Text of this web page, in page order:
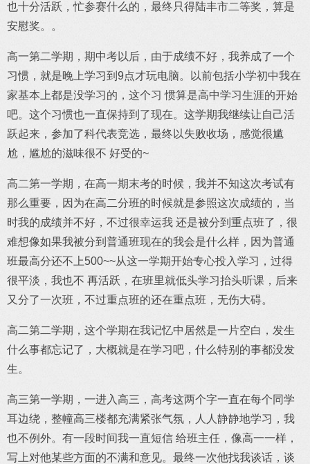
也十分活跃，忙参赛什么的，最终只得陆丰市二等奖，算是
安慰奖。。
高一第二学期，期中考以后，由于成绩不好，我养成了一个
习惯，就是晚上学习到9点才玩电脑。以前包括小学初中我在
家基本上都是没学习的，这个习 惯算是高中学习生涯的开始
吧。这个习惯也一直保持到了现在。这学期我继续让自己活
跃起来，参加了科代表竞选，最终以失败收场，感觉很尴
尬，尴尬的滋味很不 好受的~
高二第一学期，在高一期末考的时候，我并不知这次考试有
那么重要，因为在高二分班的时候就是参照这次成绩的，当
时我的成绩并不好，不过很幸运我 还是被分到重点班了，很
难想像如果我被分到普通班现在的我会是什么样，因为普通
班最高分还不上500~~从这一学期开始专心投入学习，过得
很平淡，我也不 再活跃，在班里就低头学习抬头听课，后来
又分了一次班，不过重点班的还在重点班，无伤大碍。
高二第二学期，这个学期在我记忆中居然是一片空白，发生
什么事都忘记了，大概就是在学习吧，什么特别的事都没发
生。
高三第一学期，一进入高三，高考这两个字一直在每个同学
耳边绕，整幢高三楼都充满紧张气氛，人人静静地学习，我
也不例外。有一段时间我一直短信 给班主任，像高一一样，
写上对他某些方面的不满和意见。最终一次他找我谈话，谈